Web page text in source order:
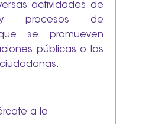
actividades de
y procesos de
se promueven
públicas o las
a la